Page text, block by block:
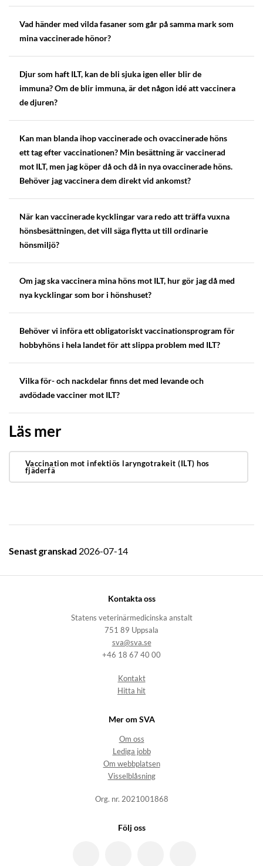
Vad händer med vilda fasaner som går på samma mark som
mina vaccinerade hönor?
Djur som haft ILT, kan de bli sjuka igen eller blir de
immuna? Om de blir immuna, är det någon idé att vaccinera
de djuren?
Kan man blanda ihop vaccinerade och ovaccinerade höns
ett tag efter vaccinationen? Min besättning är vaccinerad
mot ILT, men jag köper då och då in nya ovaccinerade höns.
Behöver jag vaccinera dem direkt vid ankomst?
När kan vaccinerade kycklingar vara redo att träffa vuxna
hönsbesättningen, det vill säga flytta ut till ordinarie
hönsmiljö?
Om jag ska vaccinera mina höns mot ILT, hur gör jag då med
nya kycklingar som bor i hönshuset?
Behöver vi införa ett obligatoriskt vaccinationsprogram för
hobbyhöns i hela landet för att slippa problem med ILT?
Vilka för- och nackdelar finns det med levande och
avdödade vacciner mot ILT?
Läs mer
Vaccination mot infektiös laryngotrakeit (ILT) hos
fjäderfä
Senast granskad 2026-07-14
Kontakta oss
Statens veterinärmedicinska anstalt
751 89 Uppsala
sva@sva.se
+46 18 67 40 00
Kontakt
Hitta hit
Mer om SVA
Om oss
Lediga jobb
Om webbplatsen
Visselblåsning
Org. nr. 2021001868
Följ oss